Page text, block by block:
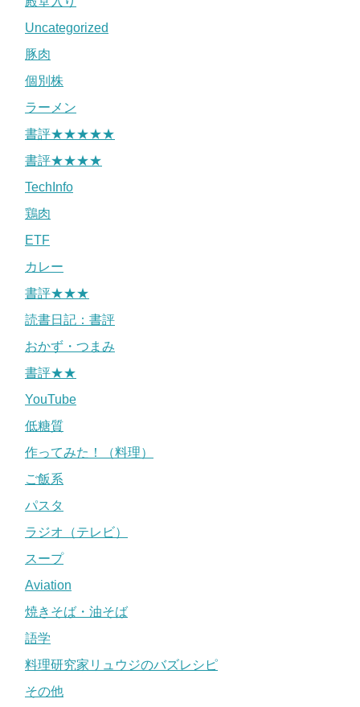
Uncategorized
豚肉
個別株
ラーメン
書評★★★★★
書評★★★★
TechInfo
鶏肉
ETF
カレー
書評★★★
読書日記：書評
おかず・つまみ
書評★★
YouTube
低糖質
作ってみた！（料理）
ご飯系
パスタ
ラジオ（テレビ）
スープ
Aviation
焼きそば・油そば
語学
料理研究家リュウジのバズレシピ
その他